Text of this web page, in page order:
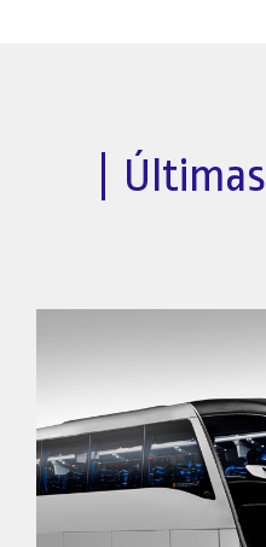
Últimas